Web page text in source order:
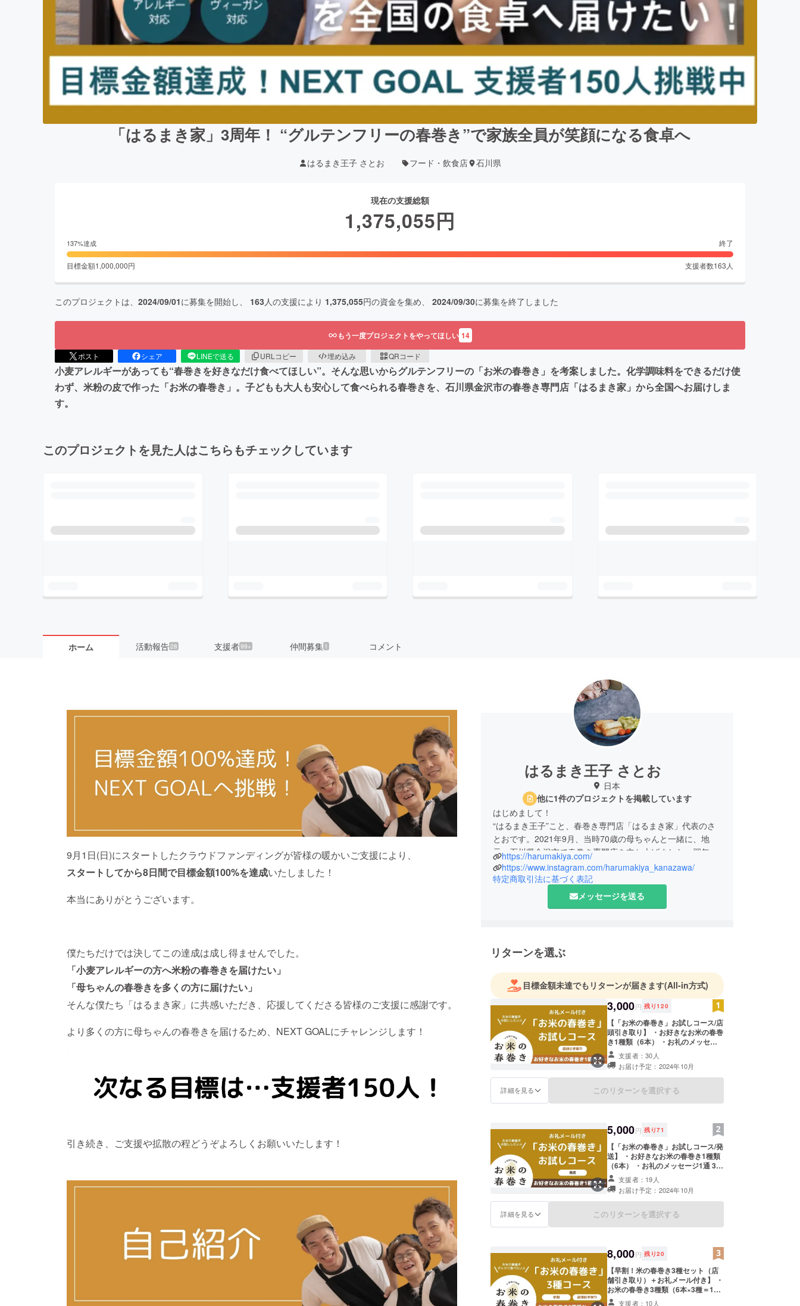
「はるまき家」3周年！ “グルテンフリーの春巻き”で家族全員が笑顔になる食卓へ
はるまき王子 さとお フード・飲食店 石川県
現在の支援総額
1,375,055円
137%達成 終了
目標金額1,000,000円 支援者数163 人
このプロジェクトは、 2024/09/01に募集を開始し、 163人の支援により 1,375,055円の資金を集め、 2024/09/30に募集を終了しました
もう一度プロジェクトをやってほしい 14
ポスト シェア LINEで送る URLコピー 埋め込み QRコード
小麦アレルギーがあっても“春巻きを好きなだけ食べてほしい”。そんな思いからグルテンフリーの「お米の春巻き」を考案しました。化学調味料をできるだけ使
わず、米粉の皮で作った「お米の春巻き」。子どもも大人も安心して食べられる春巻きを、石川県金沢市の春巻き専門店「はるまき家」から全国へお届けしま
す。
このプロジェクトを見た人はこちらもチェックしています
ホーム 活動報告28 支援者99+ 仲間募集 1 コメント
9月1日(日)にスタートしたクラウドファンディングが皆様の暖かいご支援により、
スタートしてから8日間で目標金額100%を達成いたしました！
本当にありがとうございます。
僕たちだけでは決してこの達成は成し得ませんでした。
「小麦アレルギーの方へ米粉の春巻きを届けたい」
「母ちゃんの春巻きを多くの方に届けたい」
そんな僕たち「はるまき家」に共感いただき、応援してくださる皆様のご支援に感謝です。
より多くの方に母ちゃんの春巻きを届けるため、NEXT GOALにチャレンジします！
引き続き、ご支援や拡散の程どうぞよろしくお願いいたします！
はるまき王子 さとお
日本
他に1件のプロジェクトを掲載しています
はじめまして！
“はるまき王子”こと、春巻き専門店「はるまき家」代表のさ
とおです。2021年9月、当時70歳の母ちゃんと一緒に、地
元・石川県金沢市で春巻き専門店を立ち上げました。翌年に
は兄（通称：さとお兄）も加わり、家族3人で全国の皆さま
に「母ちゃんの春巻き」をお届けしています。おかげさま
で、2025年9月には創業4周年。これまでに巻いた春巻きは累
計35万本を超えました。「春巻きってこんなに美味しかった
アメリカでの新たな挑戦に踏み出すことを決意しました。
https://harumakiya.com/
https://www.instagram.com/harumakiya_kanazawa/
特定商取引法に基づく表記
メッセージを送る
リターンを選ぶ
目標金額未達でもリターンが届きます(All-in方式)
3,000円 残り120
【「お米の春巻き」お試しコース/店
頭引き取り】 ・お好きなお米の春巻
き1種類（6本） ・お礼のメッセー
ジ1通 3種類（醤油/大葉味噌/五郎島
金時）の「お米の春巻き（冷凍）」
の中からお選びいただいた1種類
（計6本）を「本店」 にてお引き取
りください。 商品詳細 ・賞味期
（米粉・塩）、もやし、豚・牛合挽
肉（国産）、人参、ニラ、きび糖、
塩、ごま油、醤油（大豆を含む）
酒、馬鈴薯でんぷん粉 ◎お米の春巻
き 大葉みそ 原材料名 皮 （米
粉・塩）、もやし、油揚げ、人参、
ニラ、きび糖、塩、ごま油、米みそ
（大豆（国産）・米・食塩）、酒、
馬鈴薯でんぷん粉 ◎お米の春巻き
五郎島金時 原材料名 皮（米粉・
んご・バナナ を含む商品と共通の設
備で製造しています ・来店時にお渡
しします。スタッフにクラウドファ
ンディングで支援した旨をお声掛く
ださい。 ・ご来店日に売り切れの可
能性があるので事前連絡があると確
支援者：30人
お届け予定：2024年10月
詳細を見る このリターンを選択する
5,000円 残り71
【「お米の春巻き」お試しコース/発
送】 ・お好きなお米の春巻き1種類
（6本） ・お礼のメッセージ1通 3種
類（醤油/大葉味噌/五郎島金時）の
「お米の春巻き（冷凍）」の中から
お選びいただいた1種類（計6本）を
配送いたします。 商品詳細 ・賞味
期限：冷凍6ヵ月 （到着後） ・保
（国産）、人参、ニラ、きび糖、
塩、ごま油、醤油（大豆を含む）
酒、馬鈴薯でんぷん粉 ◎お米の春巻
き 大葉みそ 原材料名 皮 （米
粉・塩）、もやし、油揚げ、人参、
ニラ、きび糖、塩、ごま油、米みそ
支援者：19人
お届け予定：2024年10月
詳細を見る このリターンを選択する
8,000円 残り20
【早割！米の春巻き3種セット（店
舗引き取り）＋お礼メール付き】 ・
お米の春巻き3種類（6本×3種＝18
本） ・お礼のメッセージ1通 3種類
支援者：10人